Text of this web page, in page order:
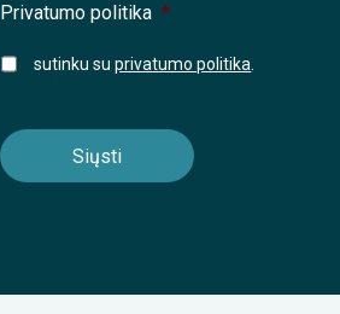
Privatumo politika *
sutinku suprivatumo politika